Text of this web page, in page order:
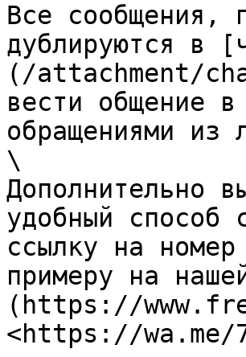
Все сообщения,
дублируются в
(/attachment/
вести общение
обращениями из
\
Дополнительно
удобный способ
ссылку на
примеру на
(https://
<https://wa.me/